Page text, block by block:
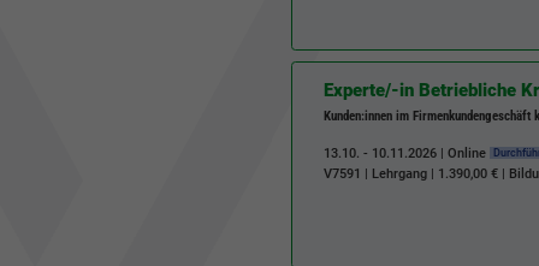
Experte/-in Betriebliche
Kunden:innen im
13.10. - 10.11.2026 | Online
V7591 | Lehrgang | 1.390,00 € |